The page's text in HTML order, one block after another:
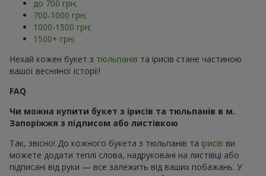
до 700 грн;
700-1000 грн;
1000-1500 грн;
1500+ грн;
Нехай кожен букет з тюльпанів та ірисів стане частиною
вашої весняної історії!
FAQ
Чи можна купити букет з ірисів та тюльпанів в м.
Запоріжжя з підписом або листівкою
Так, звісно! До кожного букета з тюльпанів та ірисів ви
можете додати теплі слова, надруковані на листівці або
підписані від руки — все залежить від ваших побажань. У